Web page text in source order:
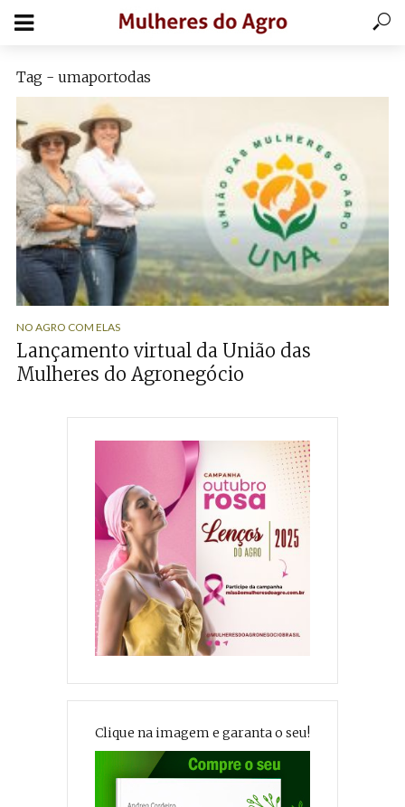
Tag - umaportodas
NO AGRO COM ELAS
Lançamento virtual da União das
Mulheres do Agronegócio
Clique na imagem e garanta o seu!